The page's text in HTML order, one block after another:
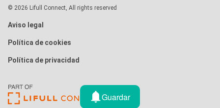
Guardar
© 2026 Lifull Connect, All rights reserved
Aviso legal
Política de cookies
Política de privacidad